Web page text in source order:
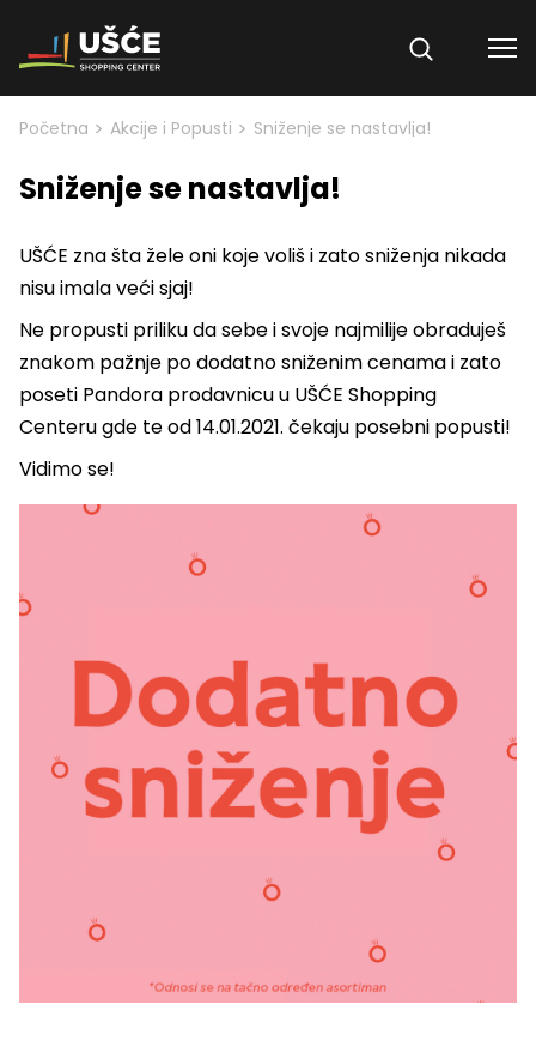
Skip to content
Početna > Akcije i Popusti > Sniženje se nastavlja!
Sniženje se nastavlja!
UŠĆE zna šta žele oni koje voliš i zato sniženja nikada
nisu imala veći sjaj!
Ne propusti priliku da sebe i svoje najmilije obraduješ
znakom pažnje po dodatno sniženim cenama i zato
poseti Pandora prodavnicu u UŠĆE Shopping
Centeru gde te od 14.01.2021. čekaju posebni popusti!
Vidimo se!